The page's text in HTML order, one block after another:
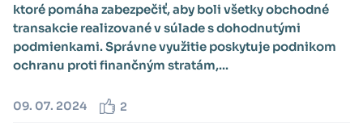
ktoré pomáha zabezpečiť, aby boli všetky obchodné
transakcie realizované v súlade s dohodnutými
podmienkami. Správne využitie poskytuje podnikom
ochranu proti finančným stratám,...
09. 07. 2024 2